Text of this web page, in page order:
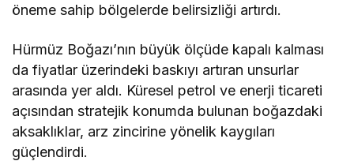
öneme sahip bölgelerde belirsizliği artırdı.
Hürmüz Boğazı’nın büyük ölçüde kapalı kalması
da fiyatlar üzerindeki baskıyı artıran unsurlar
arasında yer aldı. Küresel petrol ve enerji ticareti
açısından stratejik konumda bulunan boğazdaki
aksaklıklar, arz zincirine yönelik kaygıları
güçlendirdi.